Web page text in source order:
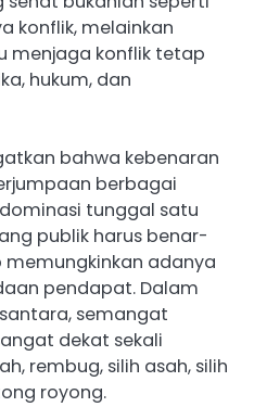
konflik, melainkan
menjaga konflik tetap
hukum, dan
bahwa kebenaran
berbagai
tunggal satu
publik harus benar-
adanya
pendapat. Dalam
semangat
dekat sekali
rembug, silih asah, silih
royong.